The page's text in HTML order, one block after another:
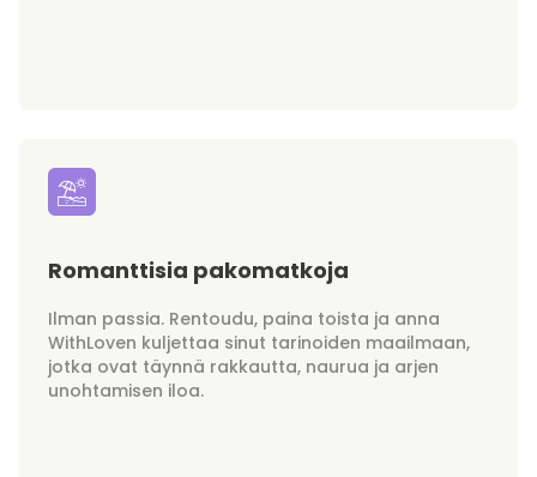
Romanttisia pakomatkoja
Ilman passia. Rentoudu, paina toista ja anna
WithLoven kuljettaa sinut tarinoiden maailmaan,
jotka ovat täynnä rakkautta, naurua ja arjen
unohtamisen iloa.